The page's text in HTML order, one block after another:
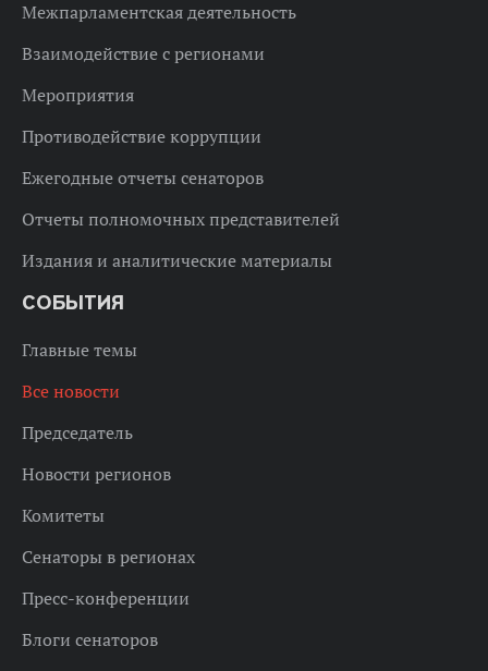
Межпарламентская деятельность
Взаимодействие с регионами
Мероприятия
Противодействие коррупции
Ежегодные отчеты сенаторов
Отчеты полномочных представителей
Издания и аналитические материалы
СОБЫТИЯ
Главные темы
Все новости
Председатель
Новости регионов
Комитеты
Сенаторы в регионах
Пресс-конференции
Блоги сенаторов